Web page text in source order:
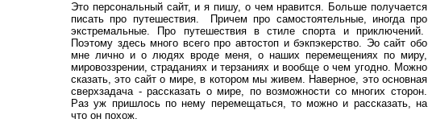
Это персональный сайт, и я пишу, о чем нравится. Больше получается
писать про путешествия. Причем про самостоятельные, иногда про
экстремальные. Про путешествия в стиле спорта и приключений.
Поэтому здесь много всего про автостоп и бэкпэкерство. Эо сайт обо
мне лично и о людях вроде меня, о наших перемещениях по миру,
мировоззрении, страданиях и терзаниях и вообще о чем угодно. Можно
сказать, это сайт о мире, в котором мы живем. Наверное, это основная
сверхзадача - рассказать о мире, по возможности со многих сторон.
Раз уж пришлось по нему перемещаться, то можно и рассказать, на
что он похож.